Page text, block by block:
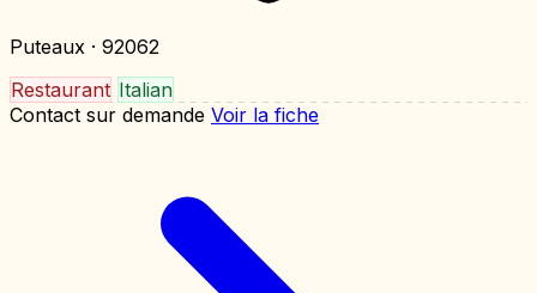
Puteaux · 92062
Restaurant Italian
Contact sur demande Voir la fiche